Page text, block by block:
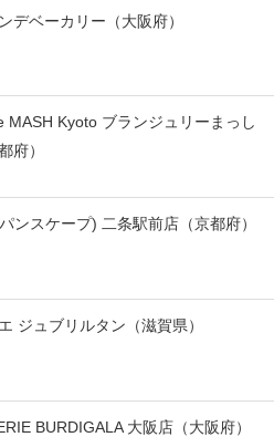
デベーカリー（大阪府）
MASH Kyoto ブランジュリーまっし
府）
ンスケープ) 二条駅前店（京都府）
ジュブリルタン（滋賀県）
BURDIGALA 大阪店（大阪府）